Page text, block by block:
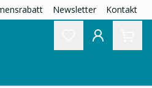
Newsletter Kontakt